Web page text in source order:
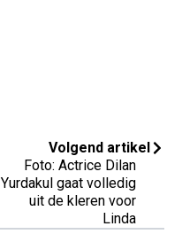
Volgend artikel
Foto: Actrice Dilan
Yurdakul gaat volledig
uit de kleren voor
Linda